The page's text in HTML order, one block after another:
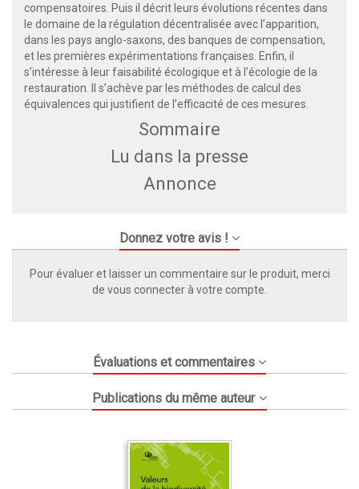
compensatoires. Puis il décrit leurs évolutions récentes dans
le domaine de la régulation décentralisée avec l’apparition,
dans les pays anglo-saxons, des banques de compensation,
et les premières expérimentations françaises. Enfin, il
s’intéresse à leur faisabilité écologique et à l’écologie de la
restauration. Il s’achève par les méthodes de calcul des
équivalences qui justifient de l’efficacité de ces mesures.
Sommaire
Lu dans la presse
Annonce
Donnez votre avis !
Pour évaluer et laisser un commentaire sur le produit, merci
de vous connecter à votre compte.
Évaluations et commentaires
Publications du même auteur